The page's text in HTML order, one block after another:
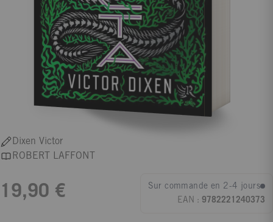
Dixen Victor
ROBERT LAFFONT
19,90 €
Sur commande en 2-4 jours
EAN : 9782221240373